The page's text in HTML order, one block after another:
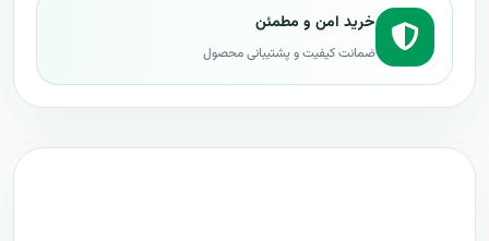
خرید امن و مطمئن
ضمانت کیفیت و پشتیبانی محصول